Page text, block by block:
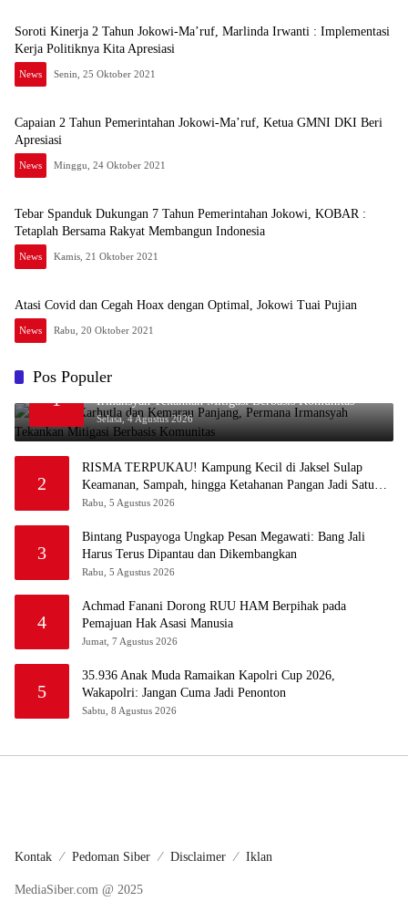
Soroti Kinerja 2 Tahun Jokowi-Ma’ruf, Marlinda Irwanti : Implementasi
Kerja Politiknya Kita Apresiasi
News Senin, 25 Oktober 2021
Capaian 2 Tahun Pemerintahan Jokowi-Ma’ruf, Ketua GMNI DKI Beri
Apresiasi
News Minggu, 24 Oktober 2021
Tebar Spanduk Dukungan 7 Tahun Pemerintahan Jokowi, KOBAR :
Tetaplah Bersama Rakyat Membangun Indonesia
News Kamis, 21 Oktober 2021
Atasi Covid dan Cegah Hoax dengan Optimal, Jokowi Tuai Pujian
News Rabu, 20 Oktober 2021
Pos Populer
1
Waspada Karhutla dan Kemarau Panjang, Permana
Irmansyah Tekankan Mitigasi Berbasis Komunitas
Selasa, 4 Agustus 2026
2
RISMA TERPUKAU! Kampung Kecil di Jaksel Sulap
Keamanan, Sampah, hingga Ketahanan Pangan Jadi Satu
Sistem
Rabu, 5 Agustus 2026
3
Bintang Puspayoga Ungkap Pesan Megawati: Bang Jali
Harus Terus Dipantau dan Dikembangkan
Rabu, 5 Agustus 2026
4
Achmad Fanani Dorong RUU HAM Berpihak pada
Pemajuan Hak Asasi Manusia
Jumat, 7 Agustus 2026
5
35.936 Anak Muda Ramaikan Kapolri Cup 2026,
Wakapolri: Jangan Cuma Jadi Penonton
Sabtu, 8 Agustus 2026
Kontak Pedoman Siber Disclaimer Iklan
MediaSiber.com @ 2025